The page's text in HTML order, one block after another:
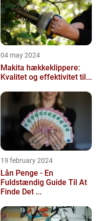
04 may 2024
Makita hækkeklippere:
Kvalitet og effektivitet til...
19 february 2024
Lån Penge - En
Fuldstændig Guide Til At
Finde Det ...